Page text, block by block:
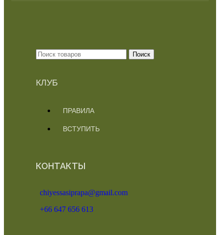
Поиск
КЛУБ
ПРАВИЛА
ВСТУПИТЬ
КОНТАКТЫ
chiyessasiprapa@gmail.com
+66 647 656 613